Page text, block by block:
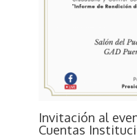
Invitación al
Cuentas